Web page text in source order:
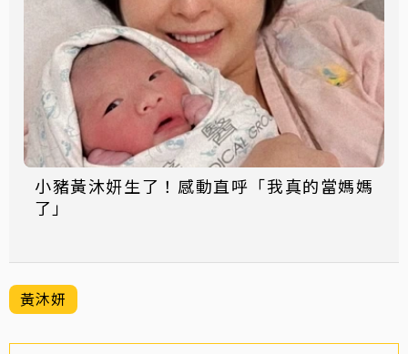
小豬黃沐妍生了！感動直呼「我真的當媽媽
了」
黃沐妍